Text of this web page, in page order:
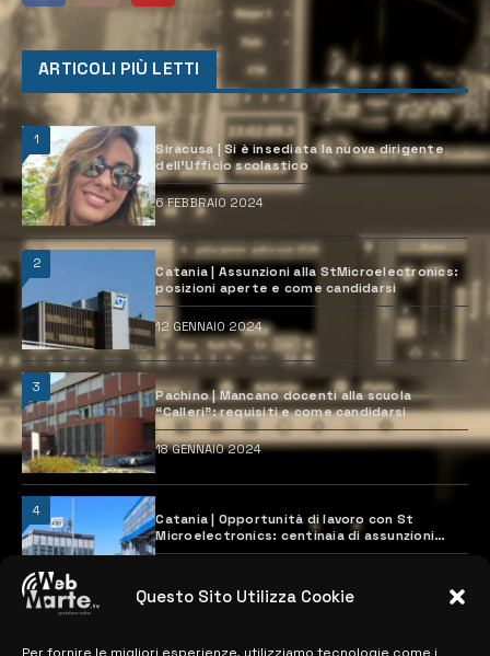
Questo Sito Utilizza Cookie
ARTICOLI PIÙ LETTI
1
Siracusa | Si è insediata la nuova dirigente
dell’Ufficio scolastico
6 FEBBRAIO 2024
2
Catania | Assunzioni alla StMicroelectronics:
posizioni aperte e come candidarsi
12 GENNAIO 2024
3
Pachino | Mancano docenti alla scuola
“Calleri”: requisiti e come candidarsi
18 GENNAIO 2024
4
Catania | Opportunità di lavoro con St
Microelectronics: centinaia di assunzioni
previste